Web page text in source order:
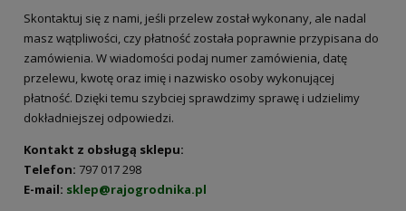
Skontaktuj się z nami, jeśli przelew został wykonany, ale nadal
masz wątpliwości, czy płatność została poprawnie przypisana do
zamówienia. W wiadomości podaj numer zamówienia, datę
przelewu, kwotę oraz imię i nazwisko osoby wykonującej
płatność. Dzięki temu szybciej sprawdzimy sprawę i udzielimy
dokładniejszej odpowiedzi.
Kontakt z obsługą sklepu:
Telefon: 797 017 298
E-mail: sklep@rajogrodnika.pl